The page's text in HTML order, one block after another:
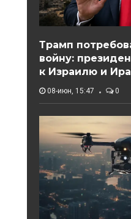
Трамп
войну:
к Израилю и
08-июн, 15:47 0